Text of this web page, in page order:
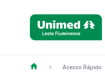
Acesso Rápido